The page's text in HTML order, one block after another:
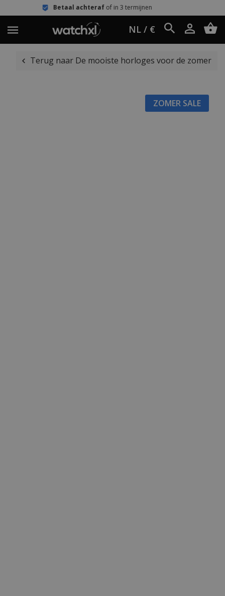
achterafof in 3 termijnen
NL / €
Terug naar De mooiste horloges voor de zomer
ZOMER SALE